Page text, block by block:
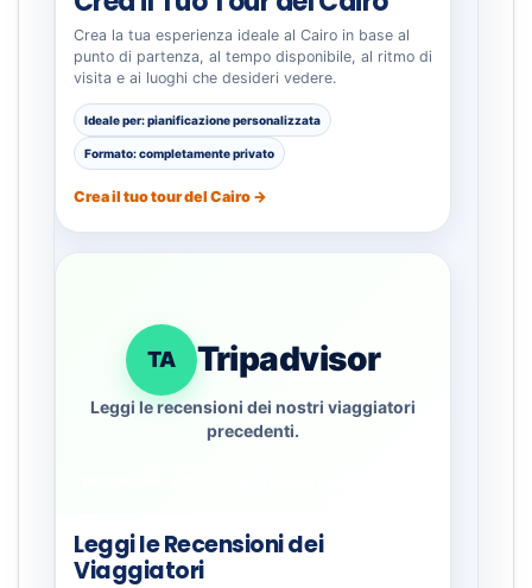
Crea la tua esperienza ideale al Cairo in base al
punto di partenza, al tempo disponibile, al ritmo di
visita e ai luoghi che desideri vedere.
Ideale per: pianificazione personalizzata
Formato: completamente privato
Crea il tuo tour del Cairo →
TA Tripadvisor
Leggi le recensioni dei nostri viaggiatori
precedenti.
Leggi le Recensioni dei
Viaggiatori